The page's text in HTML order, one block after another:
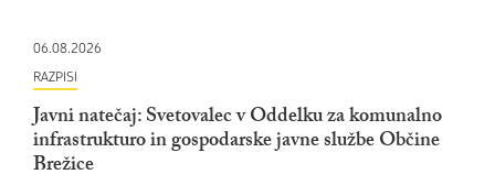
06.08.2026
RAZPISI
Javni natečaj: Svetovalec v Oddelku za komunalno
infrastrukturo in gospodarske javne službe Občine
Brežice